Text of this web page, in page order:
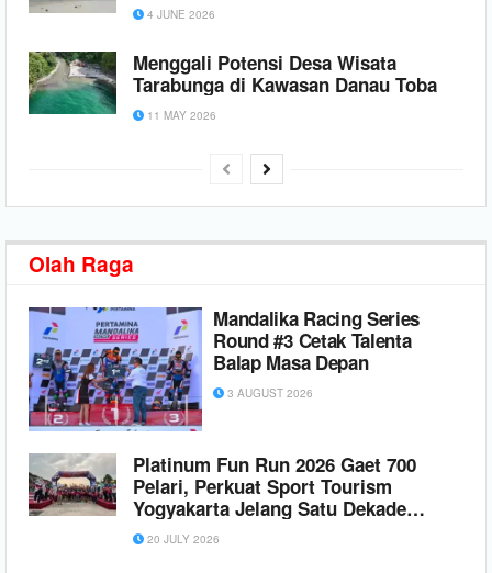
4 JUNE 2026
Menggali Potensi Desa Wisata
Tarabunga di Kawasan Danau Toba
11 MAY 2026
Olah Raga
Mandalika Racing Series
Round #3 Cetak Talenta
Balap Masa Depan
3 AUGUST 2026
Platinum Fun Run 2026 Gaet 700
Pelari, Perkuat Sport Tourism
Yogyakarta Jelang Satu Dekade
Platinum Hotel
20 JULY 2026